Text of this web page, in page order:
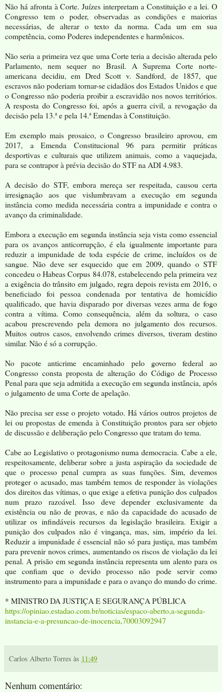
Não há afronta à Corte. Juízes interpretam a Constituição e a lei. O
Congresso tem o poder, observadas as condições e maiorias
necessárias, de alterar o texto da norma. Cada um em sua
competência, como Poderes independentes e harmônicos.
Não seria a primeira vez que uma Corte teria a decisão alterada pelo
Parlamento, nem sequer no Brasil. A Suprema Corte norte-
americana decidiu, em Dred Scott v. Sandford, de 1857, que
escravos não poderiam tornar-se cidadãos dos Estados Unidos e que
o Congresso não poderia proibir a escravidão nos novos territórios.
A resposta do Congresso foi, após a guerra civil, a revogação da
decisão pela 13.ª e pela 14.ª Emendas à Constituição.
Em exemplo mais prosaico, o Congresso brasileiro aprovou, em
2017, a Emenda Constitucional 96 para permitir práticas
desportivas e culturais que utilizem animais, como a vaquejada,
para se contrapor à prévia decisão do STF na ADI 4.983.
A decisão do STF, embora mereça ser respeitada, causou certa
irresignação aos que vislumbravam a execução em segunda
instância como medida necessária contra a impunidade e contra o
avanço da criminalidade.
Embora a execução em segunda instância seja vista como essencial
para os avanços anticorrupção, é ela igualmente importante para
reduzir a impunidade de toda espécie de crime, incluídos os de
sangue. Não deve ser esquecido que em 2009, quando o STF
concedeu o Habeas Corpus 84.078, estabelecendo pela primeira vez
a exigência do trânsito em julgado, regra depois revista em 2016, o
beneficiado foi pessoa condenada por tentativa de homicídio
qualificado, que havia disparado por diversas vezes arma de fogo
contra a vítima. Como consequência, além da soltura, o caso
acabou prescrevendo pela demora no julgamento dos recursos.
Muitos outros casos, envolvendo crimes diversos, tiveram destino
similar. Não é só a corrupção.
No pacote anticrime encaminhado pelo governo federal ao
Congresso consta proposta de alteração do Código de Processo
Penal para que seja admitida a execução em segunda instância, após
o julgamento de uma Corte de apelação.
Não precisa ser esse o projeto votado. Há vários outros projetos de
lei ou propostas de emenda à Constituição prontos para ser objeto
de discussão e deliberação pelo Congresso que tratam do tema.
Cabe ao Legislativo o protagonismo numa democracia. Cabe a ele,
respeitosamente, deliberar sobre a justa aspiração da sociedade de
que o processo penal cumpra as suas funções. Sim, devemos
proteger o acusado, mas também temos de responder às violações
dos direitos das vítimas, o que exige a efetiva punição dos culpados
num prazo razoável. Isso deve depender exclusivamente da
existência ou não de provas, e não da capacidade do acusado de
utilizar os infindáveis recursos da legislação brasileira. Exigir a
punição dos culpados não é vingança, mas, sim, império da lei.
Reduzir a impunidade é essencial não só para justiça, mas também
para prevenir novos crimes, aumentando os riscos de violação da lei
penal. A prisão em segunda instância representa um alento para os
que confiam que o devido processo não pode servir como
instrumento para a impunidade e para o avanço do mundo do crime.
* MINISTRO DA JUSTIÇA E SEGURANÇA PÚBLICA
https://opiniao.estadao.com.br/noticias/espaco-aberto,a-segunda-
instancia-e-a-presuncao-de-inocencia,70003092947
Carlos Alberto Torres às 11:49
Nenhum comentário: